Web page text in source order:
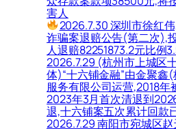
害人
2026.7.30 深圳市徐红
诈骗案退赔公告(第二次),
人退赔82251873.2元比例
2026.7.29 (杭州市上城区
体)“十六铺金融”由金聚鑫
服务有限公司运营,2018年
2023年3月首次清退到
退,十六铺案五次累计回款
2026.7.29 南阳市宛城区